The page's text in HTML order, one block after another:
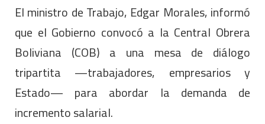
El ministro de Trabajo, Edgar Morales, informó
que el Gobierno convocó a la Central Obrera
Boliviana (COB) a una mesa de diálogo
tripartita —trabajadores, empresarios y
Estado— para abordar la demanda de
incremento salarial.